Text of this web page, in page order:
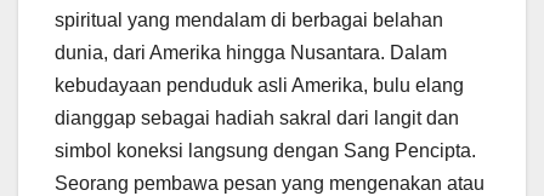
spiritual yang mendalam di berbagai belahan
dunia, dari Amerika hingga Nusantara. Dalam
kebudayaan penduduk asli Amerika, bulu elang
dianggap sebagai hadiah sakral dari langit dan
simbol koneksi langsung dengan Sang Pencipta.
Seorang pembawa pesan yang mengenakan atau